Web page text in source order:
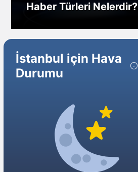
Haber Türleri Nelerdir?
İstanbul için Hava
Durumu